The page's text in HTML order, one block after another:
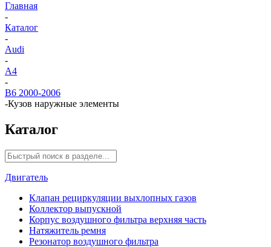
Главная
-
Каталог
-
Audi
-
A4
-
B6 2000-2006
-Кузов наружные элементы
Каталог
Двигатель
Клапан рециркуляции выхлопных газов
Коллектор выпускной
Корпус воздушного фильтра верхняя часть
Натяжитель ремня
Резонатор воздушного фильтра